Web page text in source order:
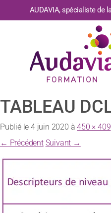
AUDAVIA, spécialiste de
TABLEAU
Publié le 4 juin 2020 à450 × 409
← Précédent Suivant →